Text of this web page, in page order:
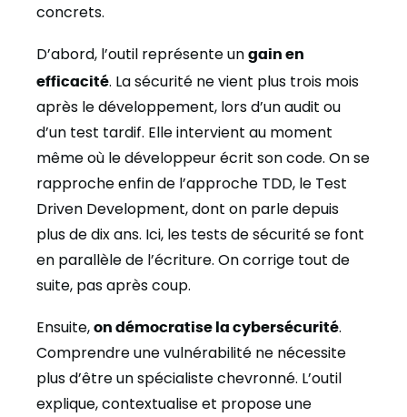
concrets.
D’abord, l’outil représente un gain en
efficacité. La sécurité ne vient plus trois mois
après le développement, lors d’un audit ou
d’un test tardif. Elle intervient au moment
même où le développeur écrit son code. On se
rapproche enfin de l’approche TDD, le Test
Driven Development, dont on parle depuis
plus de dix ans. Ici, les tests de sécurité se font
en parallèle de l’écriture. On corrige tout de
suite, pas après coup.
Ensuite, on démocratise la cybersécurité.
Comprendre une vulnérabilité ne nécessite
plus d’être un spécialiste chevronné. L’outil
explique, contextualise et propose une